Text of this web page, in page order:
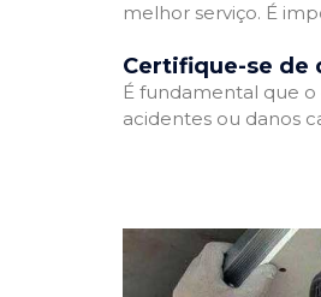
melhor serviço. É
Certifique-se de
É fundamental que
acidentes ou danos